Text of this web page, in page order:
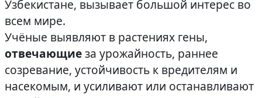
Узбекистане, вызывает большой интерес во
всем мире.
Учёные выявляют в растениях гены,
отвечающиеза урожайность, раннее
созревание, устойчивость к вредителям и
насекомым, и усиливают или останавливают